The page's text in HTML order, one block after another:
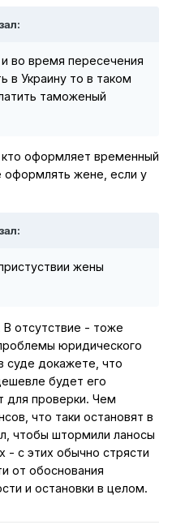
во время пересечения
в Украину то в таком
таможеный
оформляет временный
жене, если у
жены
отсутствие - тоже
юридического
суде докажете, что
будет его
для проверки. Чем
что таки остановят в
чтобы штормили ланосы
- с этих обычно стрясти
от обоснования
и остановки в целом.